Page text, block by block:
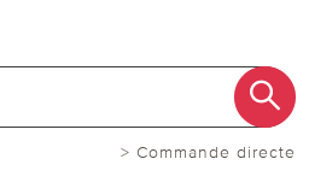
> Commande directe